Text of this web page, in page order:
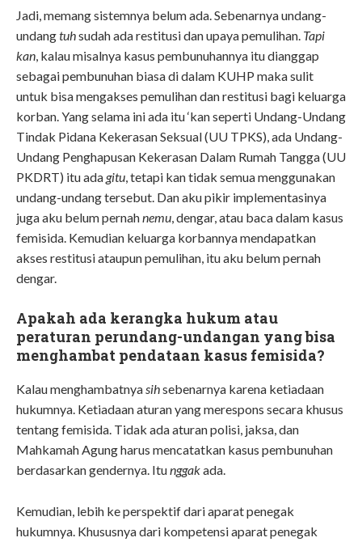
Jadi, memang sistemnya belum ada. Sebenarnya undang-
undangtuhsudah ada restitusi dan upaya pemulihan. Tapi
kan , kalau misalnya kasus pembunuhannya itu dianggap
sebagai pembunuhan biasa di dalam KUHP maka sulit
untuk bisa mengakses pemulihan dan restitusi bagi keluarga
korban. Yang selama ini ada itu ‘kan seperti Undang-Undang
Tindak Pidana Kekerasan Seksual (UU TPKS), ada Undang-
Undang Penghapusan Kekerasan Dalam Rumah Tangga (UU
PKDRT) itu ada gitu , tetapi kan tidak semua menggunakan
undang-undang tersebut. Dan aku pikir implementasinya
juga aku belum pernahnemu , dengar, atau baca dalam kasus
femisida. Kemudian keluarga korbannya mendapatkan
akses restitusi ataupun pemulihan, itu aku belum pernah
dengar.
Apakah ada kerangka hukum atau
peraturan perundang-undangan yang bisa
menghambat pendataan kasus femisida?
Kalau menghambatnya sihsebenarnya karena ketiadaan
hukumnya. Ketiadaan aturan yang merespons secara khusus
tentang femisida. Tidak ada aturan polisi, jaksa, dan
Mahkamah Agung harus mencatatkan kasus pembunuhan
berdasarkan gendernya. Itunggakada.
Kemudian, lebih ke perspektif dari aparat penegak
hukumnya. Khususnya dari kompetensi aparat penegak